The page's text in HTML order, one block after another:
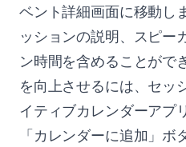
ベント詳細画面に移動し
ッションの説明、スピー
ン時間を含めることがで
を向上させるには、セッ
イティブカレンダーアプ
「カレンダーに追加」ボ